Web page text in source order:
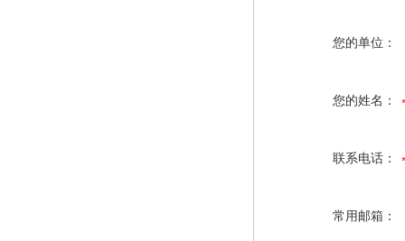
您的单位：
您的姓名：
联系电话：
常用邮箱：